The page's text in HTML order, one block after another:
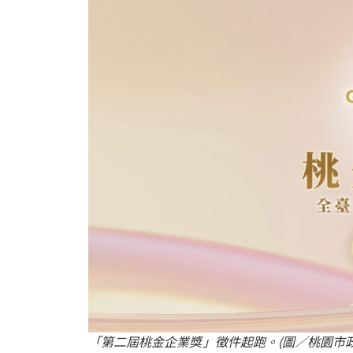
「第二屆桃金企業獎」徵件起跑。(圖／桃園市